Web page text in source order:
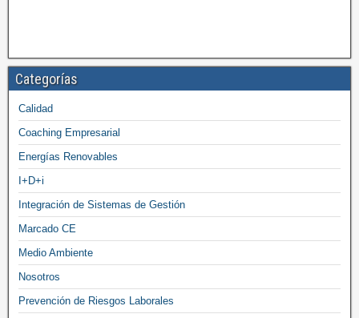
Categorías
Calidad
Coaching Empresarial
Energías Renovables
I+D+i
Integración de Sistemas de Gestión
Marcado CE
Medio Ambiente
Nosotros
Prevención de Riesgos Laborales